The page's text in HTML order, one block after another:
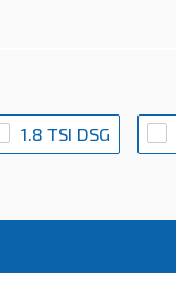
1.8 TSI DSG